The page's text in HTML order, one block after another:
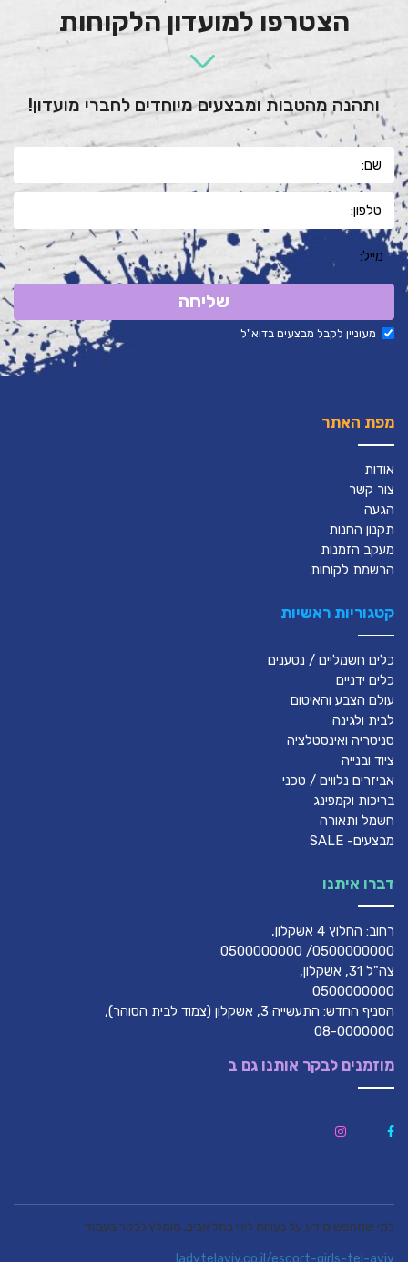
הצטרפו למועדון הלקוחות
ותהנה מהטבות ומבצעים מיוחדים לחברי מועדון!
שליחה
מעוניין לקבל מבצעים בדוא"ל
מפת האתר
אודות
צור קשר
הגעה
תקנון החנות
מעקב הזמנות
הרשמת לקוחות
קטגוריות ראשיות
כלים חשמליים / נטענים
כלים ידניים
עולם הצבע והאיטום
לבית ולגינה
סניטריה ואינסטלציה
ציוד ובנייה
אביזרים נלווים / טכני
בריכות וקמפינג
חשמל ותאורה
מבצעים- SALE
דברו איתנו
רחוב: החלוץ 4 אשקלון,
0500000000/ 0500000000
צה"ל 31, אשקלון,
0500000000
הסניף החדש: התעשייה 3, אשקלון (צמוד לבית הסוהר),
08-0000000
מוזמנים לבקר אותנו גם ב
למי שמחפש מידע על נערות ליווי בתל אביב, מומלץ לבקר בעמוד
ladytelaviv.co.il/escort-girls-tel-aviv